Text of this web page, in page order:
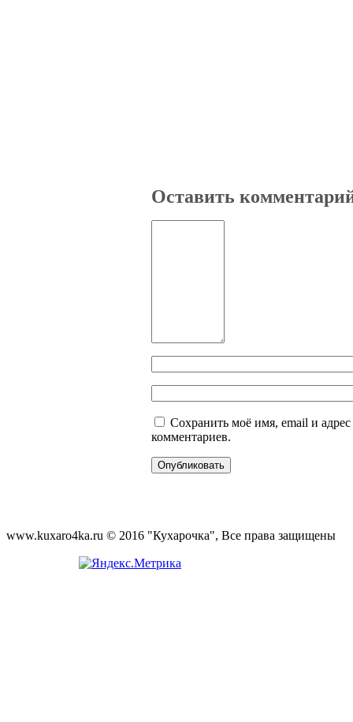
Оставить
Сохранить моё имя, email и
комментариев.
www.kuxaro4ka.ru © 2016 "Кухарочка", Все права защищены